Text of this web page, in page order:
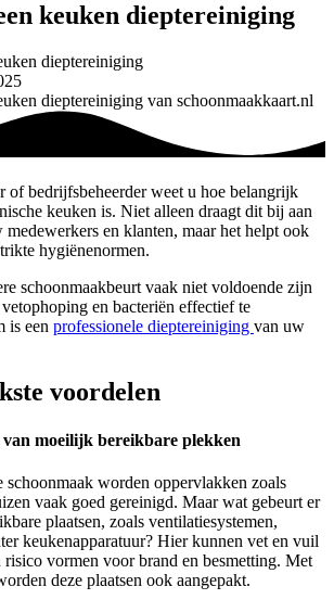
keuken dieptereiniging
of bedrijfsbeheerder weet u hoe belangrijk
keuken is. Niet alleen draagt dit bij aan
en klanten, maar het helpt ook
hygiënenormen.
schoonmaakbeurt vaak niet voldoende zijn
en bacteriën effectief te
is een professionele dieptereiniging van uw
voordelen
moeilijk bereikbare plekken
schoonmaak worden oppervlakken zoals
vaak goed gereinigd. Maar wat gebeurt er
plaatsen, zoals ventilatiesystemen,
keukenapparatuur? Hier kunnen vet en vuil
risico vormen voor brand en besmetting. Met
deze plaatsen ook aangepakt.